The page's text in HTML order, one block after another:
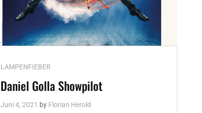
Cat
Links
LAMPENFIEBER
Daniel Golla Showpilot
Juni 4, 2021 by Florian Herold